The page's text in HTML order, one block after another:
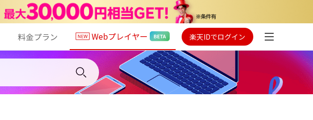
料金プラン Webプレイヤー 楽天IDでログイン